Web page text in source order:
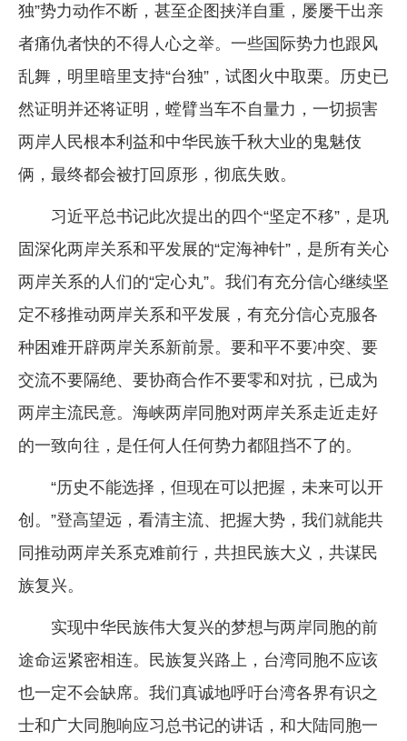
独”势力动作不断，甚至企图挟洋自重，屡屡干出亲
者痛仇者快的不得人心之举。一些国际势力也跟风
乱舞，明里暗里支持“台独”，试图火中取栗。历史已
然证明并还将证明，螳臂当车不自量力，一切损害
两岸人民根本利益和中华民族千秋大业的鬼魅伎
俩，最终都会被打回原形，彻底失败。
习近平总书记此次提出的四个“坚定不移”，是巩
固深化两岸关系和平发展的“定海神针”，是所有关心
两岸关系的人们的“定心丸”。我们有充分信心继续坚
定不移推动两岸关系和平发展，有充分信心克服各
种困难开辟两岸关系新前景。要和平不要冲突、要
交流不要隔绝、要协商合作不要零和对抗，已成为
两岸主流民意。海峡两岸同胞对两岸关系走近走好
的一致向往，是任何人任何势力都阻挡不了的。
“历史不能选择，但现在可以把握，未来可以开
创。”登高望远，看清主流、把握大势，我们就能共
同推动两岸关系克难前行，共担民族大义，共谋民
族复兴。
实现中华民族伟大复兴的梦想与两岸同胞的前
途命运紧密相连。民族复兴路上，台湾同胞不应该
也一定不会缺席。我们真诚地呼吁台湾各界有识之
士和广大同胞响应习总书记的讲话，和大陆同胞一